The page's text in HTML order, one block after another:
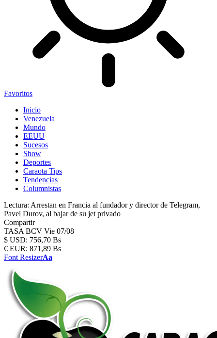
Favoritos
Inicio
Venezuela
Mundo
EEUU
Sucesos
Show
Deportes
Caraota Tips
Tendencias
Columnistas
Lectura: Arrestan en Francia al fundador y director de Telegram,
Pavel Durov, al bajar de su jet privado
Compartir
TASA BCV Vie 07/08
$ USD: 756,70 Bs
€ EUR: 871,89 Bs
Font ResizerAa